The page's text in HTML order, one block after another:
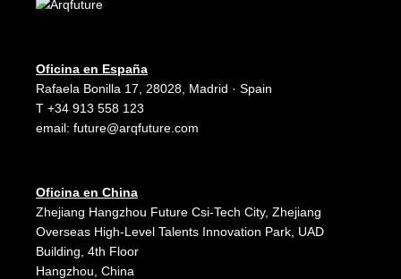
Oficina en España
Rafaela Bonilla 17, 28028, Madrid · Spain
T +34 913 558 123
email: future@arqfuture.com
Oficina en China
Zhejiang Hangzhou Future Csi-Tech City, Zhejiang
Overseas High-Level Talents Innovation Park, UAD
Building, 4th Floor
Hangzhou, China